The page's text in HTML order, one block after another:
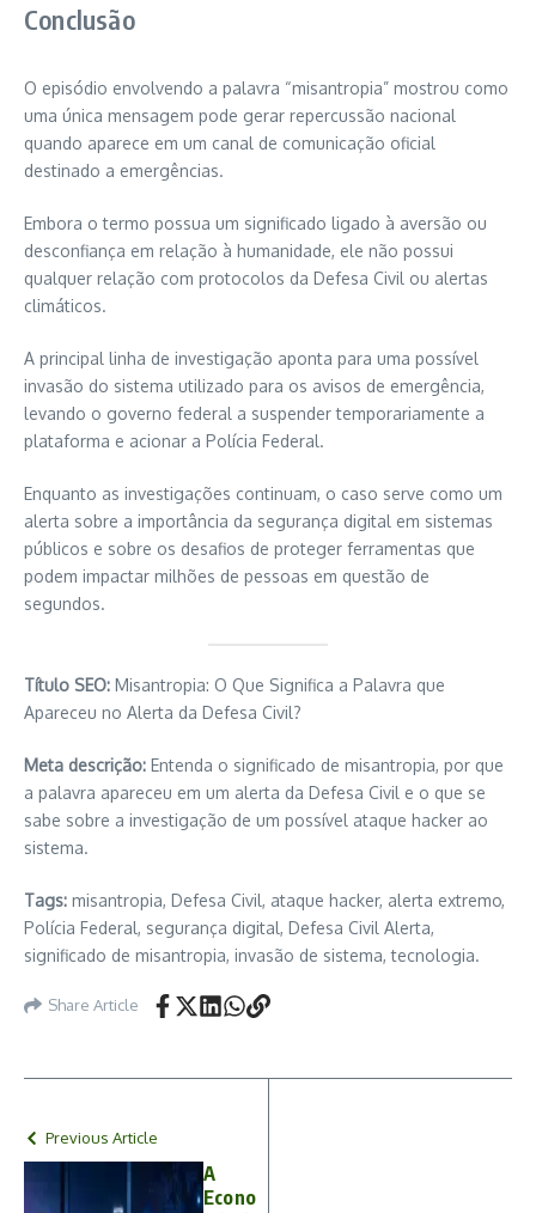
Conclusão
O episódio envolvendo a palavra “misantropia” mostrou como
uma única mensagem pode gerar repercussão nacional
quando aparece em um canal de comunicação oficial
destinado a emergências.
Embora o termo possua um significado ligado à aversão ou
desconfiança em relação à humanidade, ele não possui
qualquer relação com protocolos da Defesa Civil ou alertas
climáticos.
A principal linha de investigação aponta para uma possível
invasão do sistema utilizado para os avisos de emergência,
levando o governo federal a suspender temporariamente a
plataforma e acionar a Polícia Federal.
Enquanto as investigações continuam, o caso serve como um
alerta sobre a importância da segurança digital em sistemas
públicos e sobre os desafios de proteger ferramentas que
podem impactar milhões de pessoas em questão de
segundos.
Título SEO: Misantropia: O Que Significa a Palavra que
Apareceu no Alerta da Defesa Civil?
Meta descrição: Entenda o significado de misantropia, por que
a palavra apareceu em um alerta da Defesa Civil e o que se
sabe sobre a investigação de um possível ataque hacker ao
sistema.
Tags: misantropia, Defesa Civil, ataque hacker, alerta extremo,
Polícia Federal, segurança digital, Defesa Civil Alerta,
significado de misantropia, invasão de sistema, tecnologia.
Share Article
Previous Article
A
Econo